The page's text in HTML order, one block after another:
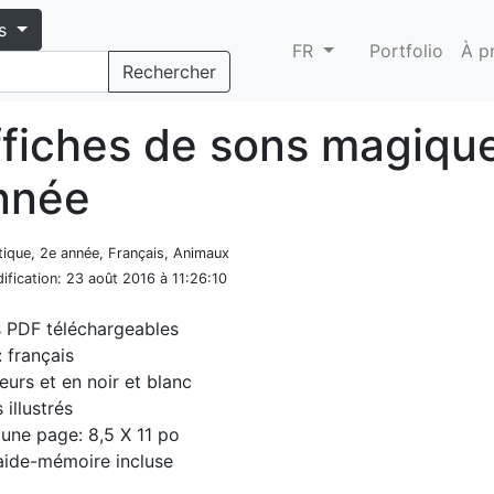
Rechercher
FR Portfolio À
de sons
2e année, Français, Animaux
: 23 août 2016 à 11:26:10
PDF téléchargeables
français
et en noir et blanc
illustrés
page: 8,5 X 11 po
mémoire incluse